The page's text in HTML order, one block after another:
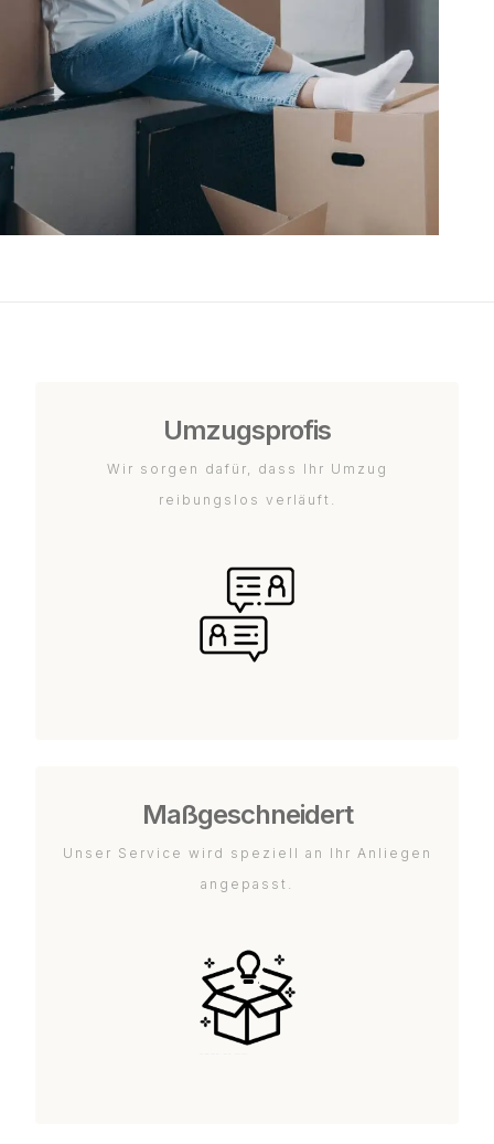
Umzugsprofis
Wir sorgen dafür, dass Ihr Umzug
reibungslos verläuft.
Maßgeschneidert
Unser Service wird speziell an Ihr Anliegen
angepasst.